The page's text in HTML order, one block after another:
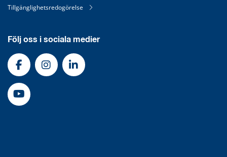
Tillgänglighetsredogörelse
Följ oss i sociala medier